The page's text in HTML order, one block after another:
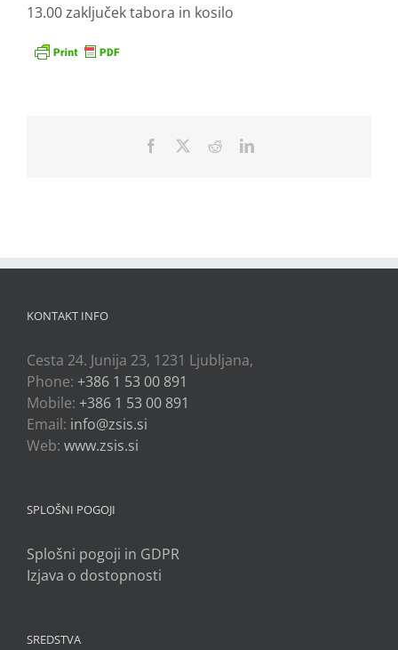
13.00 zaključek tabora in kosilo
Facebook RedditLinkedIn
KONTAKT INFO
Cesta 24. Junija 23, 1231 Ljubljana,
Phone: +386 1 53 00 891
Mobile: +386 1 53 00 891
Email: info@zsis.si
Web: www.zsis.si
SPLOŠNI POGOJI
Splošni pogoji in GDPR
Izjava o dostopnosti
SREDSTVA